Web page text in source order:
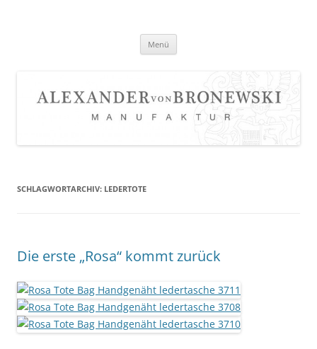
Menü
SCHLAGWORTARCHIV: LEDERTOTE
Die erste „Rosa“ kommt zurück